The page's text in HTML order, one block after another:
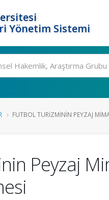
Yönetim Sistemi
FUTBOL TURIZMININ PEYZAJ
Peyzaj